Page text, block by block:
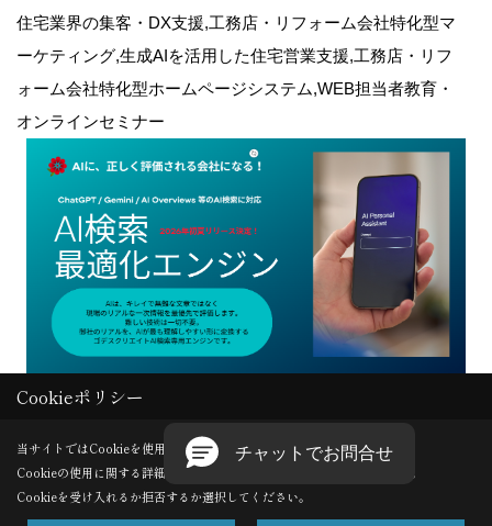
住宅業界の集客・DX支援,工務店・リフォーム会社特化型マ
ーケティング,生成AIを活用した住宅営業支援,工務店・リフ
ォーム会社特化型ホームページシステム,WEB担当者教育・
オンラインセミナー
Copyright (c) GODDESS CREATE. All Rights Reserved.
Produced byゴデスクリエイト
Cookieポリシー
当サイトではCookieを使用します。
Cookieの使用に関する詳細は 「プライバシーポリシー
」をご覧ください。
Cookieを受け入れるか拒否するか選択してください。